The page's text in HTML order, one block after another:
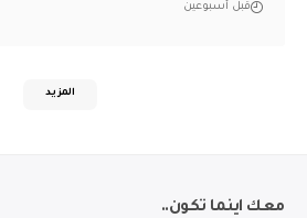
قبل أسبوعين
المزيد
معك اينما تكون..